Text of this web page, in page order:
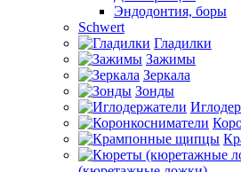
Эндодонтия, боры
Schwert
Гладилки
Зажимы
Зеркала
Зонды